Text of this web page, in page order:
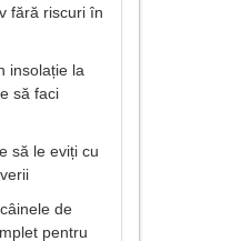
fără riscuri în
insolație la
să faci
să le eviți cu
de
pentru